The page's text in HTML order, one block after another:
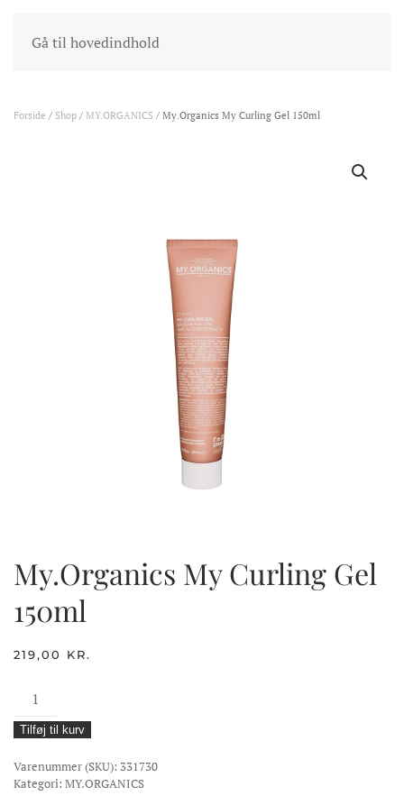
Gå til hovedindholdINDKØBSKURV
Forside / Shop / MY.ORGANICS / My.Organics My Curling Gel 150ml
My.Organics My Curling Gel
150ml
219,00 KR.
My.Organics
My
Curling
Gel
150ml
Tilføj til kurv
Varenummer (SKU): 331730
Kategori: MY.ORGANICS